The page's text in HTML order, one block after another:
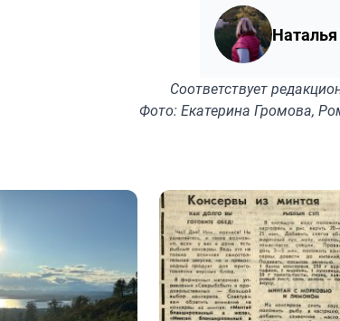
Соответствует
Фото: Екатерина Громова,